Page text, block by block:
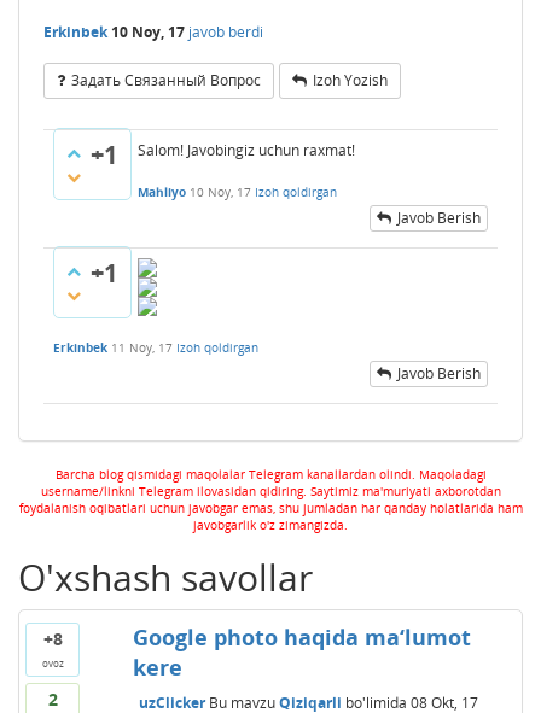
Erkinbek 10 Noy, 17 javob berdi
Задать Связанный Вопрос Izoh Yozish
+1 Salom! Javobingiz uchun raxmat!
Mahliyo 10 Noy, 17 Izoh qoldirgan
Javob Berish
+1
Erkinbek 11 Noy, 17 Izoh qoldirgan
Javob Berish
Barcha blog qismidagi maqolalar Telegram kanallardan olindi. Maqoladagi
username/linkni Telegram ilovasidan qidiring. Saytimiz ma'muriyati axborotdan
foydalanish oqibatlari uchun javobgar emas, shu jumladan har qanday holatlarida ham
javobgarlik o'z zimangizda.
O'xshash savollar
+8
ovoz
2
Google photo haqida ma‘lumot
kere
uzClicker Bu mavzuQiziqarli bo'limida 08 Okt, 17